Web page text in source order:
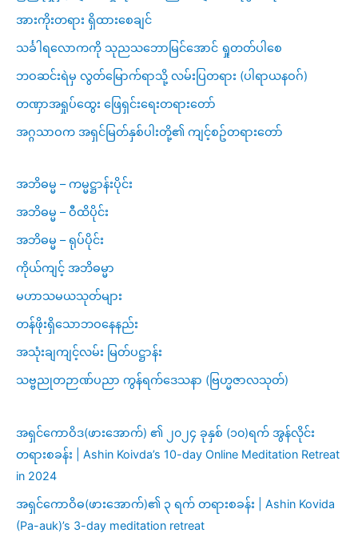
အားကိုးတရား ရှိထားစေချင်
သင်္ခါရလောကကို သုညသဘောမြင်အောင် ရှုတတ်ပါစေ
ဘဝဆင်းရဲမှ လွတ်မြောက်ရာသို့ လမ်းပြတရား (ပါရာယနဝဂ်)
တဏှာအရှုပ်ထွေး ဖြေရှင်းရေးတရားတော်
အဂ္ဂသာဝက အရှင်မြတ်နှစ်ပါးတို့၏ ကျင့်စဥ်တရားတော်
အဘိဓမ္မ – ကမ္မဋ္ဌာန်းပိုင်း
အဘိဓမ္မ – ဝီထိပိုင်း
အဘိဓမ္မ – ရုပ်ပိုင်း
ကိုယ်ကျင့် အဘိဓမ္မာ
မဟာသမယသုတ်များ
တန်ဖိုးရှိသောဘဝနေနည်း
အသုံးချကျင့်လမ်း မြတ်ပဋ္ဌာန်း
သဗ္ဗညုတဉာဏ်ပညာ ကွန်ရက်ဒေသနာ (ဗြဟ္မဇာလသုတ်)
အရှင်ကောဝိဒ(ဖားအောက်) ၏ ၂၀၂၄ ခုနှစ် (၁၀)ရက် အွန်လိုင်း
တရားစခန်း | Ashin Koivda’s 10-day Online Meditation Retreat
in 2024
အရှင်ကောဝိဓ(ဖားအောက်)၏ ၃ ရက် တရားစခန်း | Ashin Kovida
(Pa-auk)’s 3-day meditation retreat